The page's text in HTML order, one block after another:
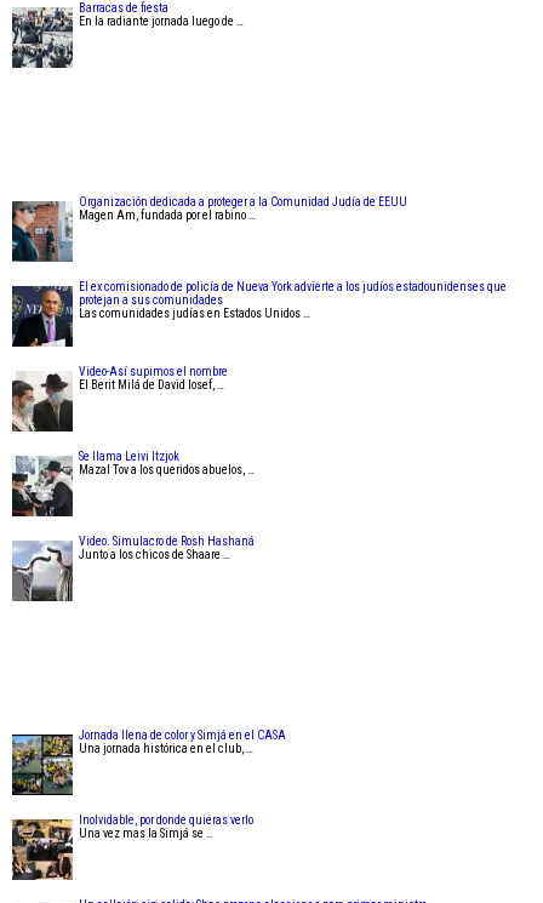
Barracas de fiesta
En la radiante jornada luego de …
Organización dedicada a proteger a la Comunidad Judía de EEUU
Magen Am, fundada por el rabino …
El ex comisionado de policía de Nueva York advierte a los judíos estadounidenses que
protejan a sus comunidades
Las comunidades judías en Estados Unidos …
Video-Así supimos el nombre
El Berit Milá de David Iosef, …
Se llama Leivi Itzjok
Mazal Tov a los queridos abuelos, …
Video. Simulacro de Rosh Hashaná
Junto a los chicos de Shaare …
Jornada llena de color y Simjá en el CASA
Una jornada histórica en el club, …
Inolvidable, por donde quieras verlo
Una vez mas la Simjá se …